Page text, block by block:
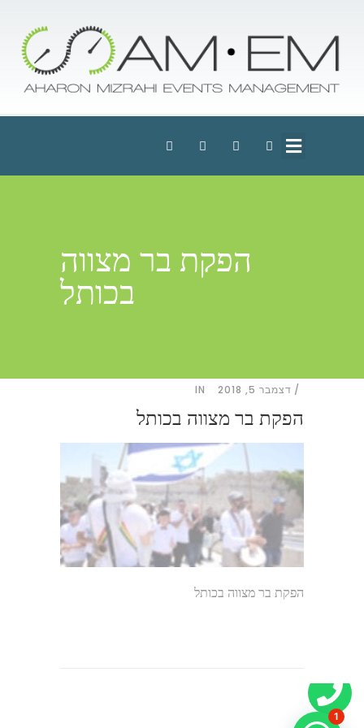
הפקת בר מצווה
בכותל
דצמבר 5, 2018 IN
הפקת בר מצווה בכותל
הפקת בר מצווה בכותל
1